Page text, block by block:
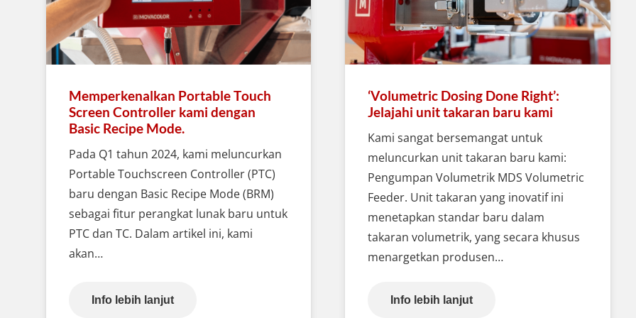
Memperkenalkan Portable Touch
Screen Controller kami dengan
Basic Recipe Mode.
Pada Q1 tahun 2024, kami meluncurkan
Portable Touchscreen Controller (PTC)
baru dengan Basic Recipe Mode (BRM)
sebagai fitur perangkat lunak baru untuk
PTC dan TC. Dalam artikel ini, kami
akan…
Info lebih lanjut
‘Volumetric Dosing Done Right’:
Jelajahi unit takaran baru kami
Kami sangat bersemangat untuk
meluncurkan unit takaran baru kami:
Pengumpan Volumetrik MDS Volumetric
Feeder. Unit takaran yang inovatif ini
menetapkan standar baru dalam
takaran volumetrik, yang secara khusus
menargetkan produsen…
Info lebih lanjut